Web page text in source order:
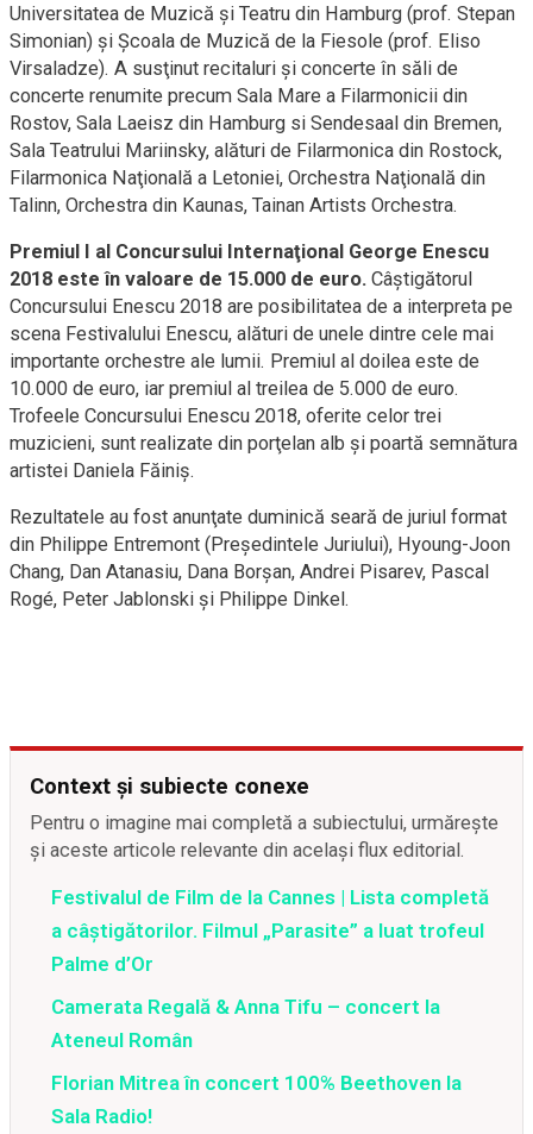
Universitatea de Muzică şi Teatru din Hamburg (prof. Stepan
Simonian) şi Şcoala de Muzică de la Fiesole (prof. Eliso
Virsaladze). A susţinut recitaluri şi concerte în săli de
concerte renumite precum Sala Mare a Filarmonicii din
Rostov, Sala Laeisz din Hamburg si Sendesaal din Bremen,
Sala Teatrului Mariinsky, alături de Filarmonica din Rostock,
Filarmonica Naţională a Letoniei, Orchestra Naţională din
Talinn, Orchestra din Kaunas, Tainan Artists Orchestra.
Premiul I al Concursului Internaţional George Enescu
2018 este în valoare de 15.000 de euro. Câştigătorul
Concursului Enescu 2018 are posibilitatea de a interpreta pe
scena Festivalului Enescu, alături de unele dintre cele mai
importante orchestre ale lumii. Premiul al doilea este de
10.000 de euro, iar premiul al treilea de 5.000 de euro.
Trofeele Concursului Enescu 2018, oferite celor trei
muzicieni, sunt realizate din porţelan alb şi poartă semnătura
artistei Daniela Făiniş.
Rezultatele au fost anunţate duminică seară de juriul format
din Philippe Entremont (Preşedintele Juriului), Hyoung-Joon
Chang, Dan Atanasiu, Dana Borşan, Andrei Pisarev, Pascal
Rogé, Peter Jablonski şi Philippe Dinkel.
Context și subiecte conexe
Pentru o imagine mai completă a subiectului, urmărește
și aceste articole relevante din același flux editorial.
Festivalul de Film de la Cannes | Lista completă
a câștigătorilor. Filmul „Parasite” a luat trofeul
Palme d’Or
Camerata Regală & Anna Tifu – concert la
Ateneul Român
Florian Mitrea în concert 100% Beethoven la
Sala Radio!